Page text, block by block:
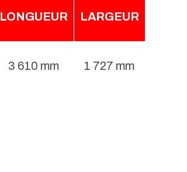
LONGUEUR LARGEUR
3 610 mm 1 727 mm